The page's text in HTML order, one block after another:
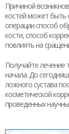
Причиной
костей может быть
операции способ
кости, способ
повлиять на
Получайте лечение
начала. До
ложного сустава
косметической
проведенных